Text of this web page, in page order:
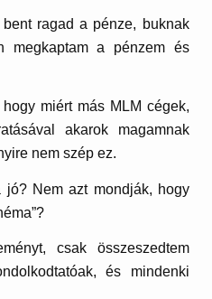
ragad a pénze, buknak
megkaptam a pénzem és
miért más MLM cégek,
akarok magamnak
nem szép ez.
Nem azt mondják, hogy
csak összeszedtem
és mindenki